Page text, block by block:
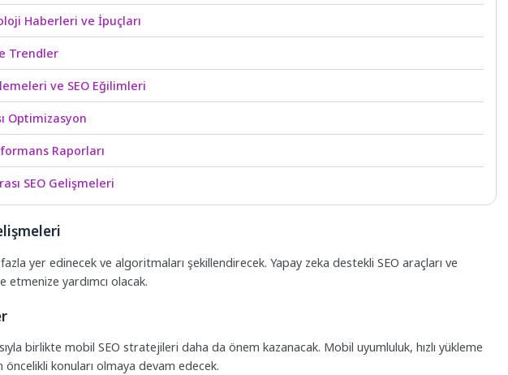
Haberleri ve İpuçları
Trendler
ve SEO Eğilimleri
Optimizasyon
Raporları
SEO Gelişmeleri
yer edinecek ve algoritmaları şekillendirecek. Yapay zeka destekli SEO araçları ve
yardımcı olacak.
birlikte mobil SEO stratejileri daha da önem kazanacak. Mobil uyumluluk, hızlı yükleme
öncelikli konuları olmaya devam edecek.